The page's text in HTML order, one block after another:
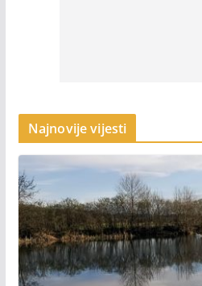
Najnovije vijesti